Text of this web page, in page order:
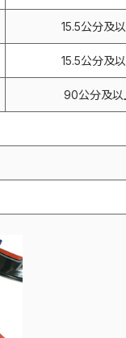
15.5公分及
15.5公分及
90公分及以